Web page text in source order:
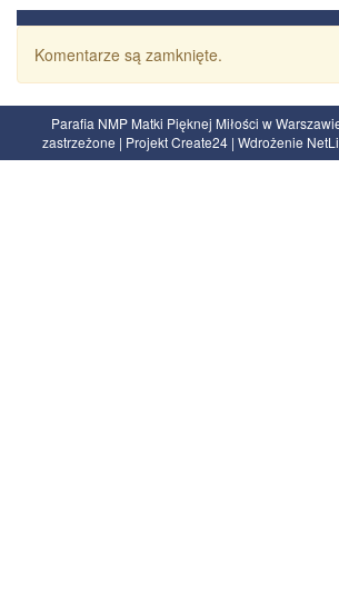
Komentarze są zamknięte.
Parafia NMP Matki Pięknej Miłości w
zastrzeżone | ProjektCreate24 | Wdrożenie